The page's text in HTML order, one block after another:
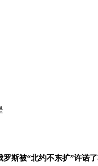
被“北约不东扩”许诺了